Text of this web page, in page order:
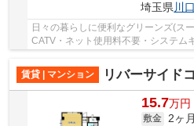
埼玉県川
日々の暮らしに便利なグリーンズ(ス
CATV・ネット使用料不要・システム
賃貸 | マンション
リバーサイド
15.7万円
敷金 2ヶ月